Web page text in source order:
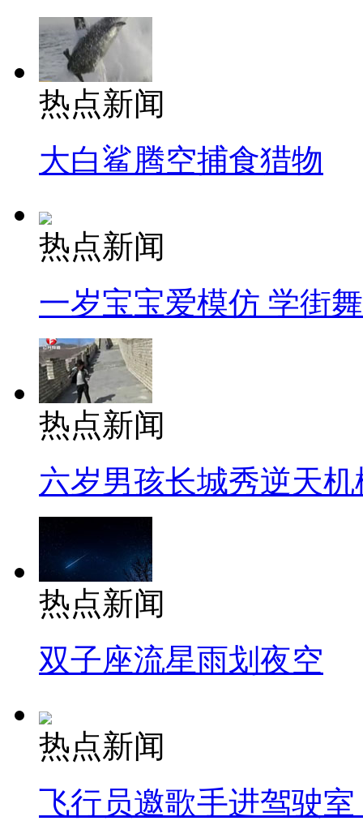
热点新闻
大白鲨腾空捕食猎物
热点新闻
一岁宝宝爱模仿 学街
热点新闻
六岁男孩长城秀逆天机
热点新闻
双子座流星雨划夜空
热点新闻
飞行员邀歌手进驾驶